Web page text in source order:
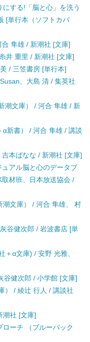
する!「脳と心」を洗う
[単行本（ソフトカバ
隼雄 / 新潮社 [文庫]
井 重里 / 新潮社 [文庫]
/ 三笠書房 [単行本]
、大島 清 / 集英社
潮文庫） / 河合 隼雄 / 新
新書） / 河合 隼雄 / 講談
本ばなな / 新潮社 [文庫]
アル脳と心のデータブ
材班、日本放送協会 /
潮文庫） / 河合 隼雄、 村
谷健次郎 / 岩波書店 [単
＋α文庫) / 安野 光雅、
谷健次郎 / 小学館 [文庫]
） / 綾辻 行人 / 講談社
潮社 [文庫]
ーチ （ブルーバック